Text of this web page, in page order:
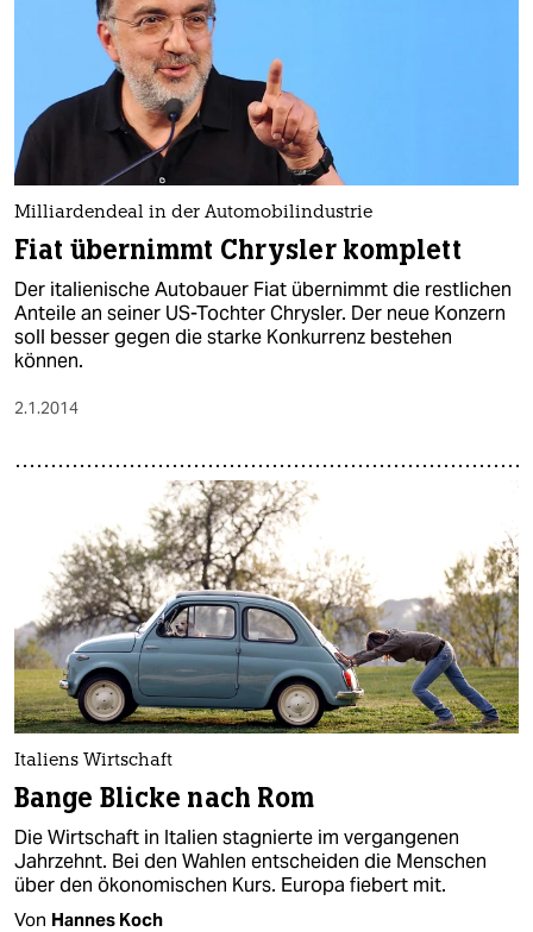
Milliardendeal in der Automobilindustrie
Fiat übernimmt Chrysler komplett
Der italienische Autobauer Fiat übernimmt die restlichen
Anteile an seiner US-Tochter Chrysler. Der neue Konzern
soll besser gegen die starke Konkurrenz bestehen
können.
2.1.2014
Italiens Wirtschaft
Bange Blicke nach Rom
Die Wirtschaft in Italien stagnierte im vergangenen
Jahrzehnt. Bei den Wahlen entscheiden die Menschen
über den ökonomischen Kurs. Europa fiebert mit.
Von Hannes Koch